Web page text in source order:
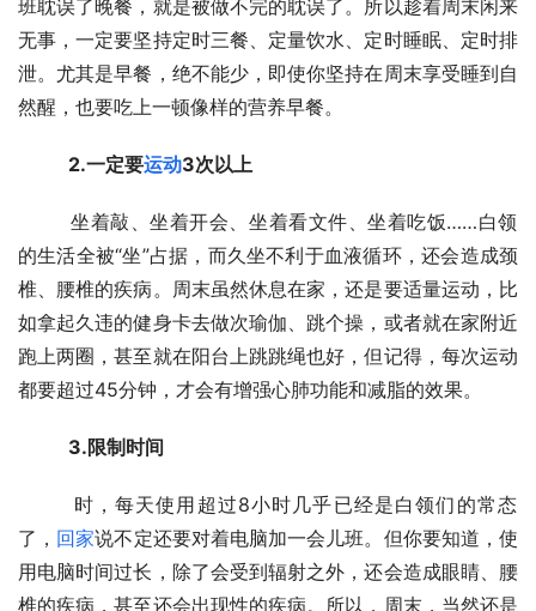
班耽误了晚餐，就是被做不完的耽误了。所以趁着周末闲来
无事，一定要坚持定时三餐、定量饮水、定时睡眠、定时排
泄。尤其是早餐，绝不能少，即使你坚持在周末享受睡到自
然醒，也要吃上一顿像样的营养早餐。
2.一定要运动3次以上
的生活全被“坐”占据，而久坐不利于血液循环，还会造成颈
椎、腰椎的疾病。周末虽然休息在家，还是要适量运动，比
如拿起久违的健身卡去做次瑜伽、跳个操，或者就在家附近
跑上两圈，甚至就在阳台上跳跳绳也好，但记得，每次运动
都要超过45分钟，才会有增强心肺功能和减脂的效果。
3.限制时间
了， 回家说不定还要对着电脑加一会儿班。但你要知道，使
用电脑时间过长，除了会受到辐射之外，还会造成眼睛、腰
椎的疾病，甚至还会出现性的疾病。所以，周末，当然还是